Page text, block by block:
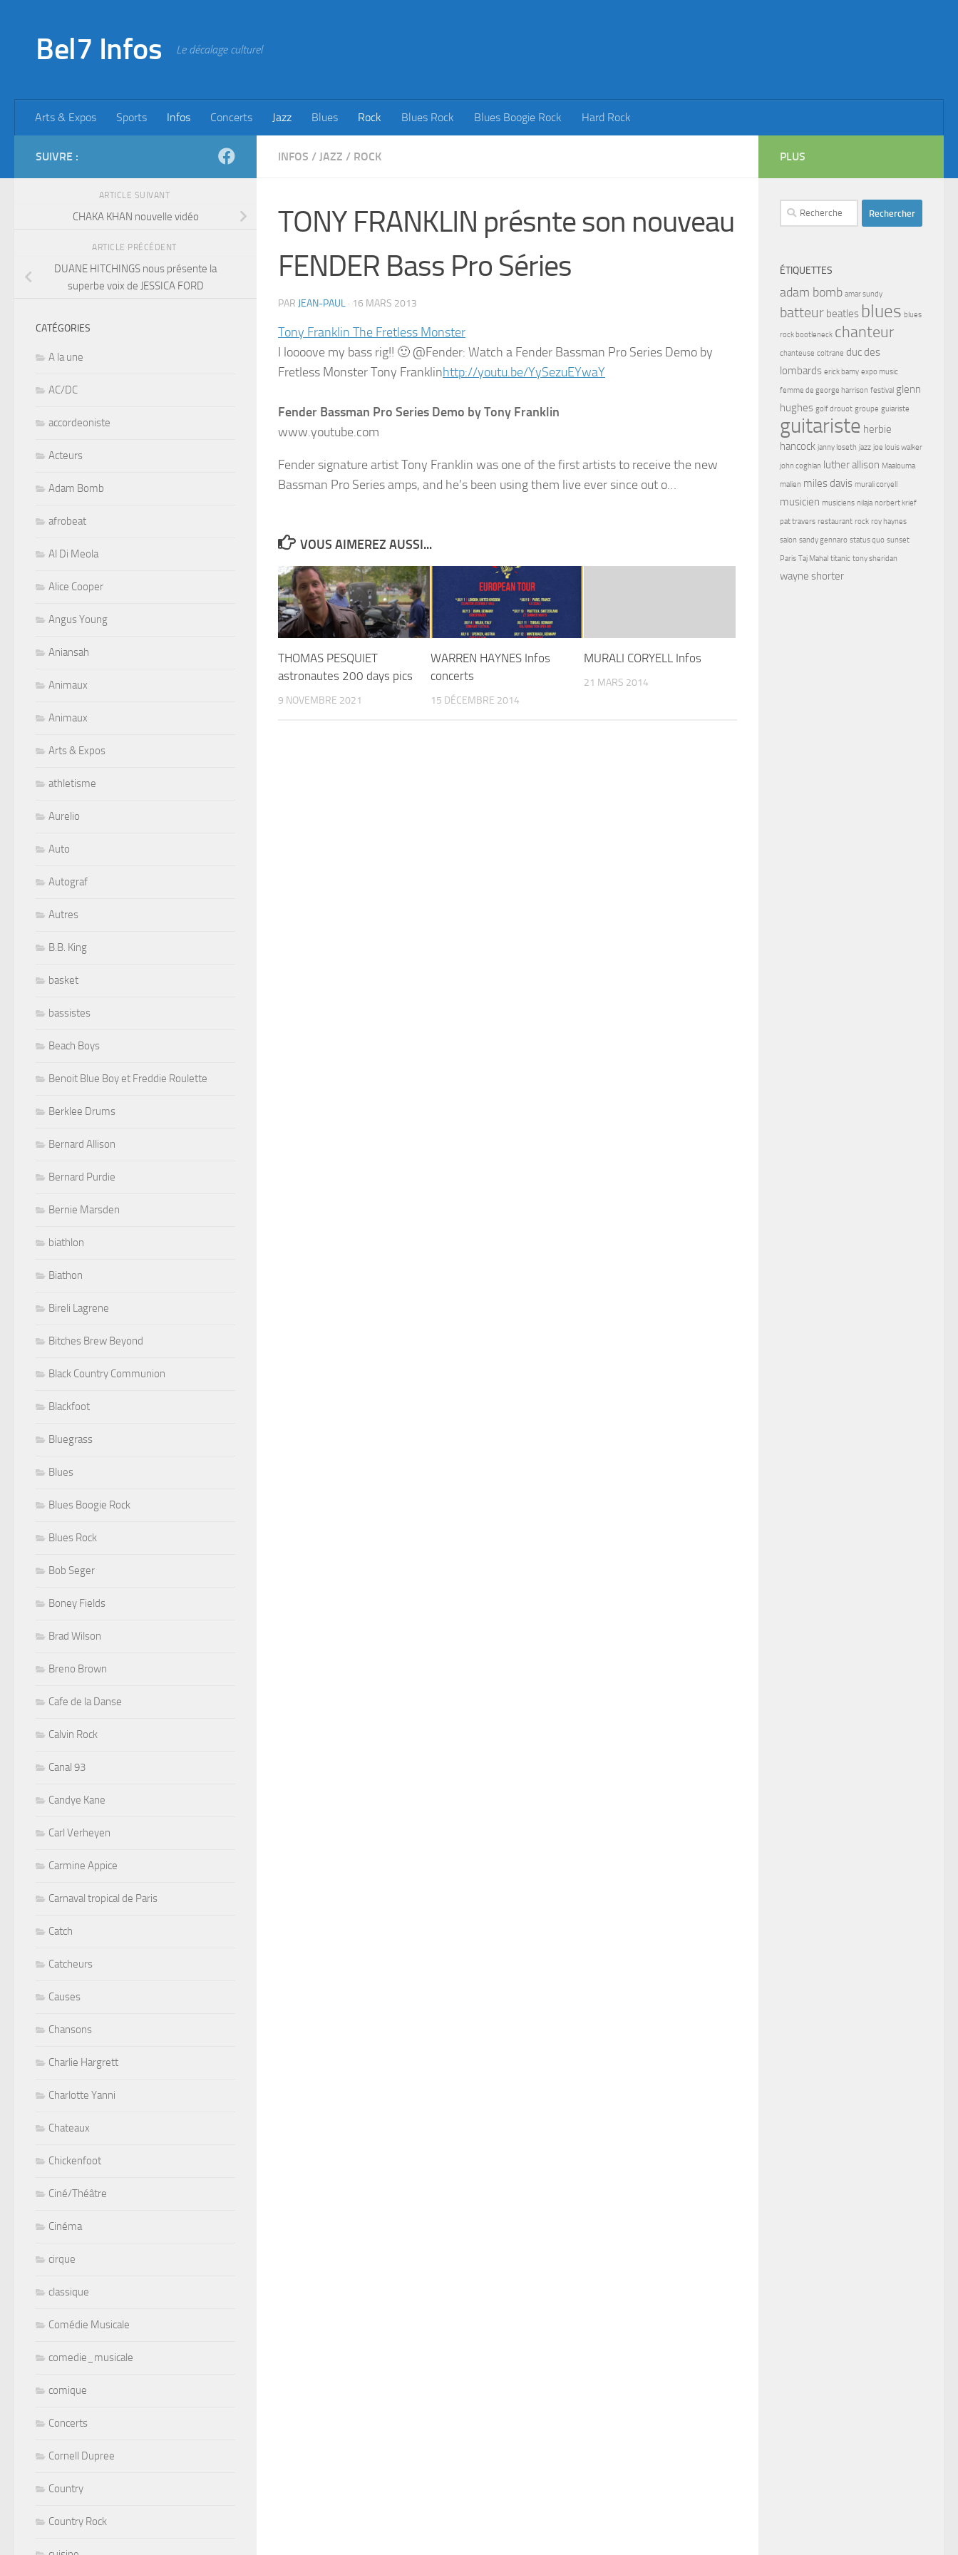
Bel7 Infos Le décalage culturel
Arts & Expos Sports Infos Concerts Jazz Blues Rock Blues Rock Blues Boogie Rock Hard Rock
INFOS / JAZZ / ROCK
TONY FRANKLIN présnte son nouveau
FENDER Bass Pro Séries
PAR JEAN-PAUL · 16 MARS 2013
Tony Franklin The Fretless Monster
I loooove my bass rig!! 🙂 @Fender: Watch a Fender Bassman Pro Series Demo by
Fretless Monster Tony Franklinhttp://youtu.be/YySezuEYwaY
Fender Bassman Pro Series Demo by Tony Franklin
www.youtube.com
Fender signature artist Tony Franklin was one of the first artists to receive the new
Bassman Pro Series amps, and he’s been using them live ever since out o…
VOUS AIMEREZ AUSSI...
THOMAS PESQUIET
astronautes 200 days pics
9 NOVEMBRE 2021
WARREN HAYNES Infos
concerts
15 DÉCEMBRE 2014
MURALI CORYELL Infos
21 MARS 2014
SUIVRE :
ARTICLE SUIVANT
CHAKA KHAN nouvelle vidéo
ARTICLE PRÉCÉDENT
DUANE HITCHINGS nous présente la
superbe voix de JESSICA FORD
CATÉGORIES
A la une
AC/DC
accordeoniste
Acteurs
Adam Bomb
afrobeat
Al Di Meola
Alice Cooper
Angus Young
Aniansah
Animaux
Animaux
Arts & Expos
athletisme
Aurelio
Auto
Autograf
Autres
B.B. King
basket
bassistes
Beach Boys
Benoit Blue Boy et Freddie Roulette
Berklee Drums
Bernard Allison
Bernard Purdie
Bernie Marsden
biathlon
Biathon
Bireli Lagrene
Bitches Brew Beyond
Black Country Communion
Blackfoot
Bluegrass
Blues
Blues Boogie Rock
Blues Rock
Bob Seger
Boney Fields
Brad Wilson
Breno Brown
Cafe de la Danse
Calvin Rock
Canal 93
Candye Kane
Carl Verheyen
Carmine Appice
Carnaval tropical de Paris
Catch
Catcheurs
Causes
Chansons
Charlie Hargrett
Charlotte Yanni
Chateaux
Chickenfoot
Ciné/Théâtre
Cinéma
cirque
classique
Comédie Musicale
comedie_musicale
comique
Concerts
Cornell Dupree
Country
Country Rock
PLUS
Rechercher :
ÉTIQUETTES
adam bomb amar sundy
batteur beatles blues blues
rock bootleneck chanteur
chanteuse coltrane duc des
lombards erick bamy expo music
femme de george harrison festival glenn
hughes golf drouot groupe guiariste
guitariste herbie
hancock janny loseth jazz joe louis walker
john coghlan luther allison Maalouma
malien miles davis murali coryell
musicien musiciens nilaja norbert krief
pat travers restaurant rock roy haynes
salon sandy gennaro status quo sunset
Paris Taj Mahal titanic tony sheridan
wayne shorter